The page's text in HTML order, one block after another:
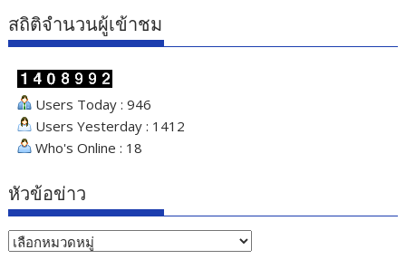
สถิติจำนวนผู้เข้าชม
Users Today : 946
Users Yesterday : 1412
Who's Online : 18
หัวข้อข่าว
หัวข้อ